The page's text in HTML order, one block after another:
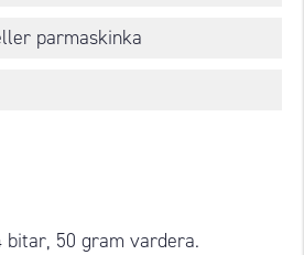
parmaskinka
bitar, 50 gram vardera.